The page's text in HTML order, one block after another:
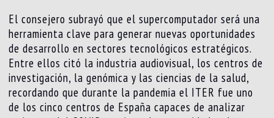
El consejero subrayó que el supercomputador será una
herramienta clave para generar nuevas oportunidades
de desarrollo en sectores tecnológicos estratégicos.
Entre ellos citó la industria audiovisual, los centros de
investigación, la genómica y las ciencias de la salud,
recordando que durante la pandemia el ITER fue uno
de los cinco centros de España capaces de analizar